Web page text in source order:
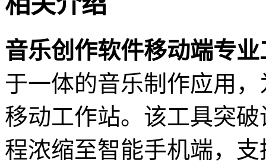
音乐创作软件移动端专业
于一体的音乐制作应用
移动工作站。该工具突
程浓缩至智能手机端，